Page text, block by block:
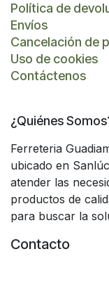
Política de
Envíos
Cancelación de
Uso de cookies
Contáctenos
¿Quiénes
Ferreteria
ubicado en
atender las
productos de
para buscar la
Contacto